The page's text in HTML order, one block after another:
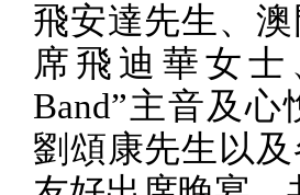
飛安達先生、
席飛迪華女
Band”主音及心
劉頌康先生以